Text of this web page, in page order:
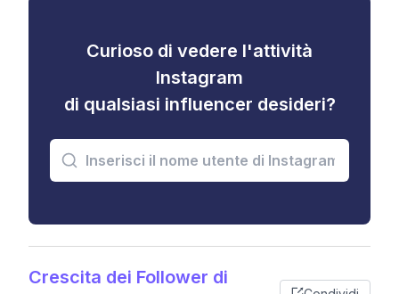
Curioso di vedere l'attività
Instagram
di qualsiasi influencer desideri?
Crescita dei Follower di